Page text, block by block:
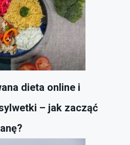
dieta online i
– jak zacząć